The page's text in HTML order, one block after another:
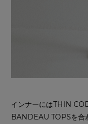
インナーにはTHIN
BANDEAU TOPSを合